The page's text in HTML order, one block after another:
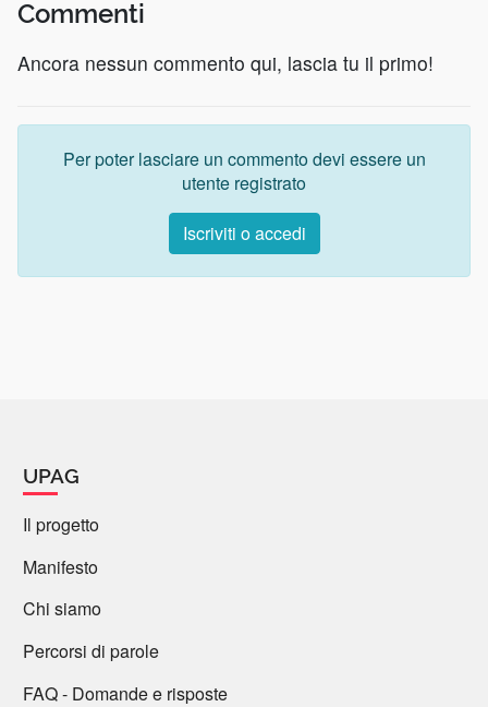
Commenti
Ancora nessun commento qui, lascia tu il primo!
Per poter lasciare un commento devi essere un
utente registrato
Iscriviti o accedi
UPAG
Il progetto
Manifesto
Chi siamo
Percorsi di parole
FAQ - Domande e risposte